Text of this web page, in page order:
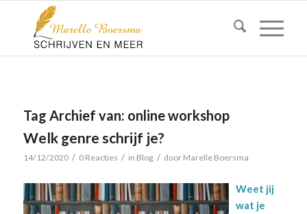
Tag Archief van: online workshop
Welk genre schrijf je?
14/12/2020 / 0 Reacties / in Blog / door Marelle Boersma
Weet jij
wat je